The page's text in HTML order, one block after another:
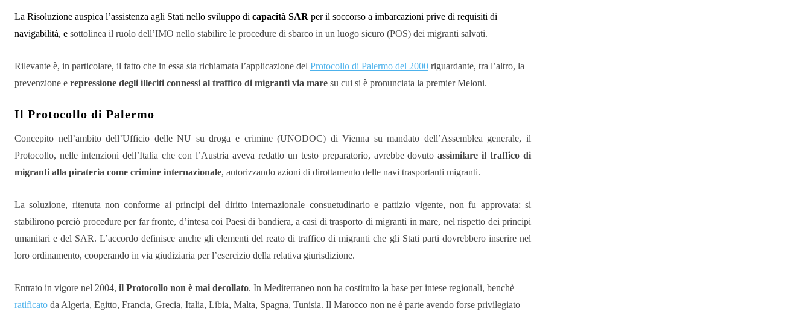
La Risoluzione auspica l’assistenza agli Stati nello sviluppo di capacità SAR per il soccorso a imbarcazioni prive di requisiti di
navigabilità, e sottolinea il ruolo dell’IMO nello stabilire le procedure di sbarco in un luogo sicuro (POS) dei migranti salvati.
Rilevante è, in particolare, il fatto che in essa sia richiamata l’applicazione del Protocollo di Palermo del 2000 riguardante, tra l’altro, la
prevenzione e repressione degli illeciti connessi al traffico di migranti via mare su cui si è pronunciata la premier Meloni.
Il Protocollo di Palermo
Concepito nell’ambito dell’Ufficio delle NU su droga e crimine (UNODOC) di Vienna su mandato dell’Assemblea generale, il
Protocollo, nelle intenzioni dell’Italia che con l’Austria aveva redatto un testo preparatorio, avrebbe dovutoassimilare il traffico di
migranti alla pirateria come crimine internazionale, autorizzando azioni di dirottamento delle navi trasportanti migranti.
La soluzione, ritenuta non conforme ai principi del diritto internazionale consuetudinario e pattizio vigente, non fu approvata: si
stabilirono perciò procedure per far fronte, d’intesa coi Paesi di bandiera, a casi di trasporto di migranti in mare, nel rispetto dei principi
umanitari e del SAR. L’accordo definisce anche gli elementi del reato di traffico di migranti che gli Stati parti dovrebbero inserire nel
loro ordinamento, cooperando in via giudiziaria per l’esercizio della relativa giurisdizione.
Entrato in vigore nel 2004, il Protocollo non è mai decollato. In Mediterraneo non ha costituito la base per intese regionali, benchè
ratificato da Algeria, Egitto, Francia, Grecia, Italia, Libia, Malta, Spagna, Tunisia. Il Marocco non ne è parte avendo forse privilegiato